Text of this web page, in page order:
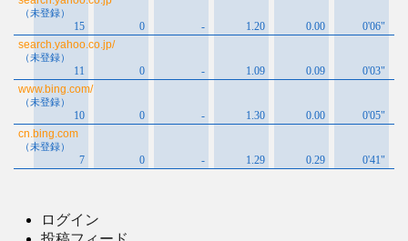
ログイン